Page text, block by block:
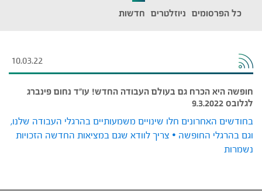
כל הפרסומים ניוזלטרים חדשות
10.03.22
חופשה היא הכרח גם בעולם העבודה החדש! עו"ד נחום פינברג
לגלובס 9.3.2022
בחודשים האחרונים חלו שינויים משמעותיים בהרגלי העבודה שלנו,
וגם בהרגלי החופשה • צריך לוודא שגם במציאות החדשה הזכויות
נשמרות